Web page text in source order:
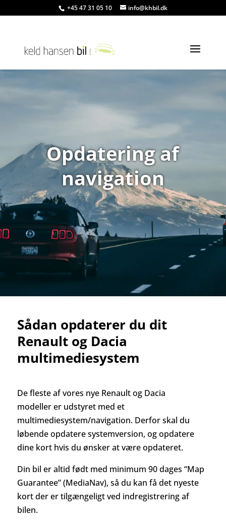
+45 47 31 05 10 info@khbil.dk
Opdatering af
navigation
Sådan opdaterer du dit
Renault og Dacia
multimediesystem
De fleste af vores nye Renault og Dacia
modeller er udstyret med et
multimediesystem/navigation. Derfor skal du
løbende opdatere systemversion, og opdatere
dine kort hvis du ønsker at være opdateret.
Din bil er altid født med minimum 90 dages “Map
Guarantee” (MediaNav), så du kan få det nyeste
kort der er tilgængeligt ved indregistrering af
bilen.